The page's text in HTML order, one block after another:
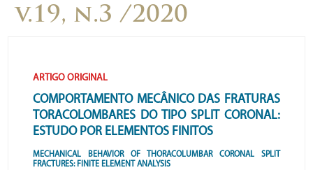
v.19, n.3 /2020
ARTIGO ORIGINAL
COMPORTAMENTO MECÂNICO DAS FRATURAS
TORACOLOMBARES DO TIPO SPLIT CORONAL:
ESTUDO POR ELEMENTOS FINITOS
MECHANICAL BEHAVIOR OF THORACOLUMBAR CORONAL SPLIT
FRACTURES: FINITE ELEMENT ANALYSIS